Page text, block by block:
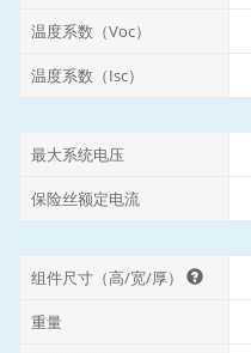
温度系数（Voc）
温度系数（Isc）
最大系统电压
保险丝额定电流
组件尺寸（高/宽/厚）
重量